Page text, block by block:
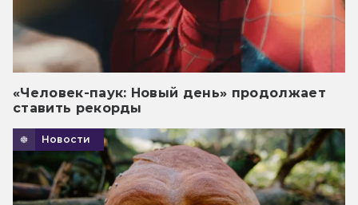
«Человек-паук: Новый день» продолжает
ставить рекорды
Новости